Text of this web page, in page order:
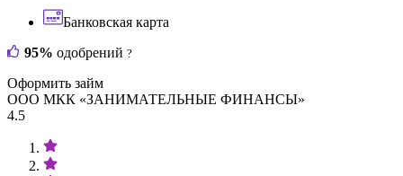
Банковская карта
95% одобрений ?
Оформить займ
ООО МКК «ЗАНИМАТЕЛЬНЫЕ ФИНАНСЫ»
4.5